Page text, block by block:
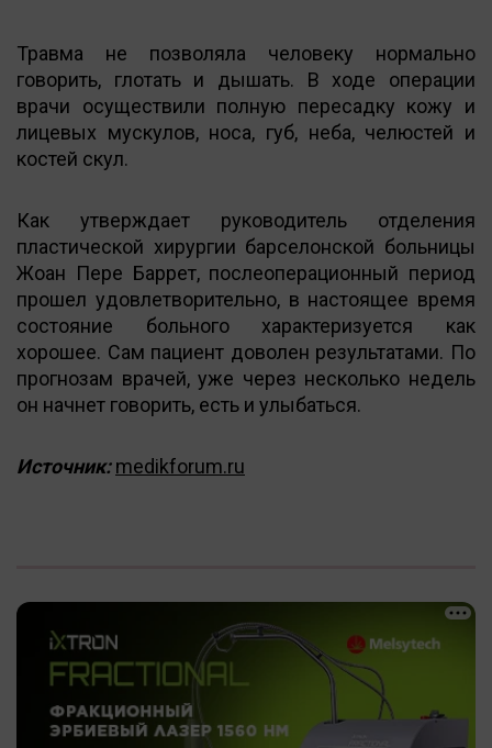
Травма не позволяла человеку нормально
говорить, глотать и дышать. В ходе операции
врачи осуществили полную пересадку кожу и
лицевых мускулов, носа, губ, неба, челюстей и
костей скул.
Как утверждает руководитель отделения
пластической хирургии барселонской больницы
Жоан Пере Баррет, послеоперационный период
прошел удовлетворительно, в настоящее время
состояние больного характеризуется как
хорошее. Сам пациент доволен результатами. По
прогнозам врачей, уже через несколько недель
он начнет говорить, есть и улыбаться.
Источник: medikforum.ru